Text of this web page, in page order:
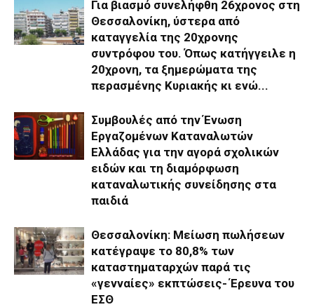
Για βιασμό συνελήφθη 26χρονος στη
Θεσσαλονίκη, ύστερα από
καταγγελία της 20χρονης
συντρόφου του. Όπως κατήγγειλε η
20χρονη, τα ξημερώματα της
περασμένης Κυριακής κι ενώ...
Συμβουλές από την Ένωση
Εργαζομένων Καταναλωτών
Ελλάδας για την αγορά σχολικών
ειδών και τη διαμόρφωση
καταναλωτικής συνείδησης στα
παιδιά
Θεσσαλονίκη: Μείωση πωλήσεων
κατέγραψε το 80,8% των
καταστηματαρχών παρά τις
«γενναίες» εκπτώσεις- Έρευνα του
ΕΣΘ